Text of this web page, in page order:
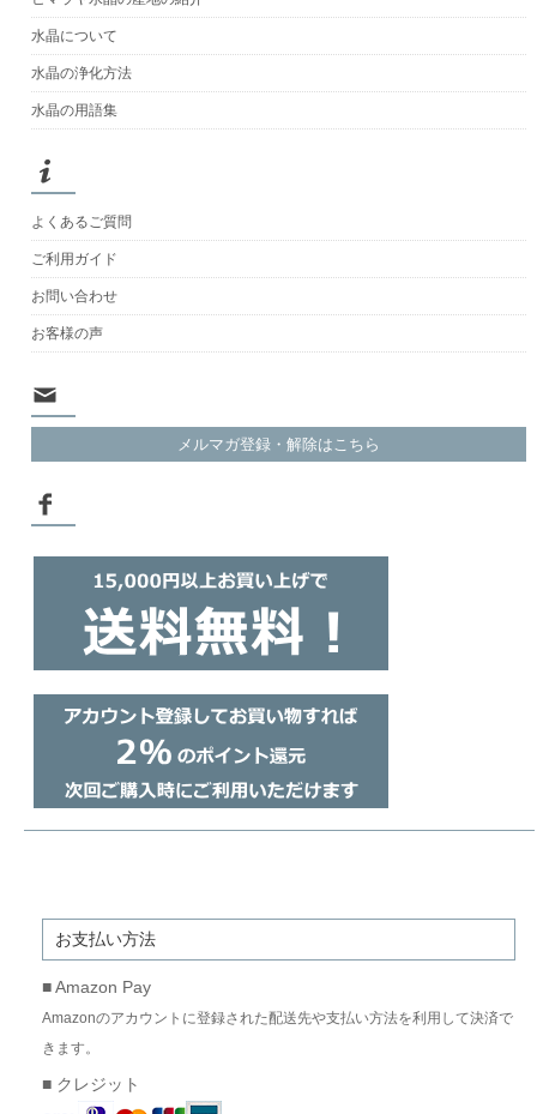
水晶について
水晶の浄化方法
水晶の用語集
よくあるご質問
ご利用ガイド
お問い合わせ
お客様の声
メルマガ登録・解除はこちら
お支払い方法
■ Amazon Pay
Amazonのアカウントに登録された配送先や支払い方法を利用して決済で
きます。
■ クレジット